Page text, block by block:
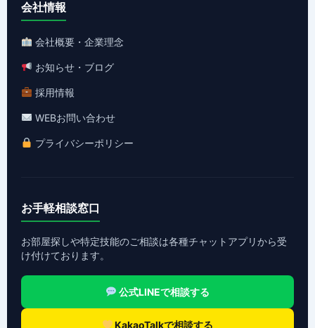
会社情報
会社概要・企業理念
お知らせ・ブログ
採用情報
WEBお問い合わせ
プライバシーポリシー
お手軽相談窓口
お部屋探しや特定技能のご相談は各種チャットアプリから受
け付けております。
公式LINEで相談する
KakaoTalkで相談する